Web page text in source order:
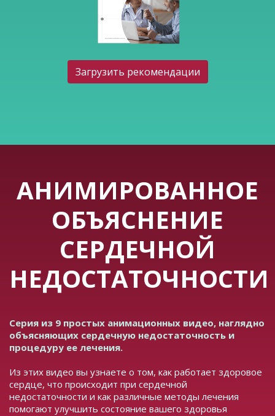
Загрузить рекомендации
АНИМИРОВАННОЕ
ОБЪЯСНЕНИЕ
СЕРДЕЧНОЙ
НЕДОСТАТОЧНОСТИ
Серия из 9 простых анимационных видео, наглядно
объясняющих сердечную недостаточность и
процедуру ее лечения.
Из этих видео вы узнаете о том, как работает здоровое
сердце, что происходит при сердечной
недостаточности и как различные методы лечения
помогают улучшить состояние вашего здоровья